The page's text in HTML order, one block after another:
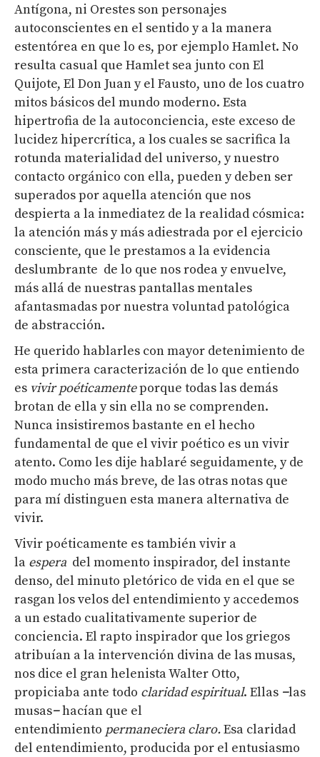
Antígona, ni Orestes son personajes
autoconscientes en el sentido y a la manera
estentórea en que lo es, por ejemplo Hamlet. No
resulta casual que Hamlet sea junto con El
Quijote, El Don Juan y el Fausto, uno de los cuatro
mitos básicos del mundo moderno. Esta
hipertrofia de la autoconciencia, este exceso de
lucidez hipercrítica, a los cuales se sacrifica la
rotunda materialidad del universo, y nuestro
contacto orgánico con ella, pueden y deben ser
superados por aquella atención que nos
despierta a la inmediatez de la realidad cósmica:
la atención más y más adiestrada por el ejercicio
consciente, que le prestamos a la evidencia
deslumbrante de lo que nos rodea y envuelve,
más allá de nuestras pantallas mentales
afantasmadas por nuestra voluntad patológica
de abstracción.
He querido hablarles con mayor detenimiento de
esta primera caracterización de lo que entiendo
es vivir poéticamenteporque todas las demás
brotan de ella y sin ella no se comprenden.
Nunca insistiremos bastante en el hecho
fundamental de que el vivir poético es un vivir
atento. Como les dije hablaré seguidamente, y de
modo mucho más breve, de las otras notas que
para mí distinguen esta manera alternativa de
vivir.
Vivir poéticamente es también vivir a
la espera del momento inspirador, del instante
denso, del minuto pletórico de vida en el que se
rasgan los velos del entendimiento y accedemos
a un estado cualitativamente superior de
conciencia. El rapto inspirador que los griegos
atribuían a la intervención divina de las musas,
nos dice el gran helenista Walter Otto,
propiciaba ante todo claridad espiritual. Ellas −las
musas−hacían que el
entendimiento permaneciera claro.Esa claridad
del entendimiento, producida por el entusiasmo